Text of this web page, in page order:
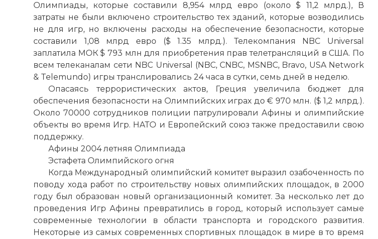
Олимпиады, которые составили 8,954 млрд евро (около $ 11,2 млрд.), В
затраты не были включено строительство тех зданий, которые возводились
не для игр, но включены расходы на обеспечение безопасности, которые
составили 1,08 млрд евро ($ 1.35 млрд.). Телекомпания NBC Universal
заплатила МОК $ 793 млн для приобретения прав телетрансляций в США. По
всем телеканалам сети NBC Universal (NBC, CNBC, MSNBC, Bravo, USA Network
& Telemundo) игры транслировались 24 часа в сутки, семь дней в неделю.
Опасаясь террористических актов, Греция увеличила бюджет для
обеспечения безопасности на Олимпийских играх до € 970 млн. ($ 1,2 млрд.).
Около 70000 сотрудников полиции патрулировали Афины и олимпийские
объекты во время Игр. НАТО и Европейский союз также предоставили свою
поддержку.
Афины 2004 летняя Олимпиада
Эстафета Олимпийского огня
Когда Международный олимпийский комитет выразил озабоченность по
поводу хода работ по строительству новых олимпийских площадок, в 2000
году был образован новый организационный комитет. За несколько лет до
проведения Игр Афины превратились в город, который использует самые
современные технологии в области транспорта и городского развития.
Некоторые из самых современных спортивных площадок в мире в то время